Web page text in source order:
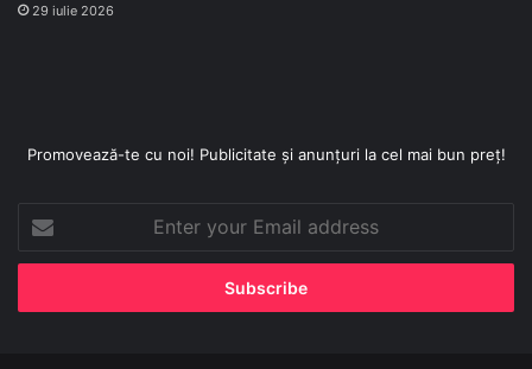
29 iulie 2026
Promovează-te cu noi! Publicitate și anunțuri la cel mai bun preț!
Enter
your
Email